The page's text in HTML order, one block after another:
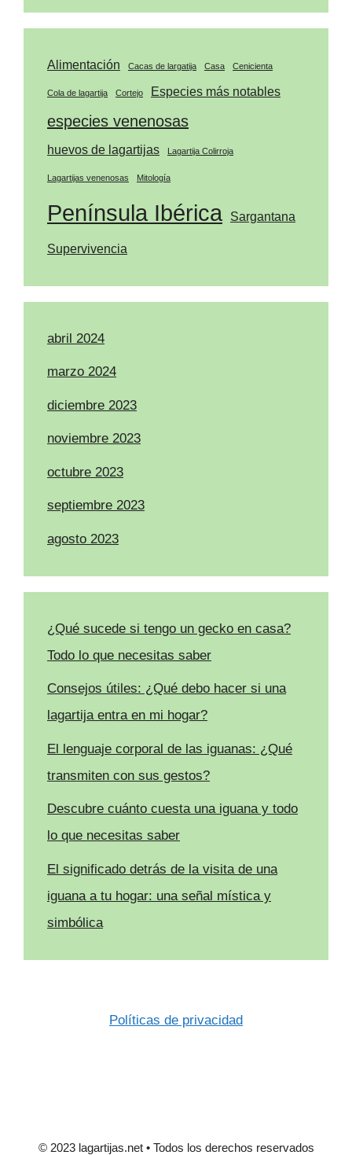
Alimentación Cacas de largatija Casa Cenicienta
Cola de lagartija Cortejo Especies más notables
especies venenosas
huevos de lagartijas Lagartija Colirroja
Lagartijas venenosas Mitología
Península Ibérica Sargantana
Supervivencia
abril 2024
marzo 2024
diciembre 2023
noviembre 2023
octubre 2023
septiembre 2023
agosto 2023
¿Qué sucede si tengo un gecko en casa?
Todo lo que necesitas saber
Consejos útiles: ¿Qué debo hacer si una
lagartija entra en mi hogar?
El lenguaje corporal de las iguanas: ¿Qué
transmiten con sus gestos?
Descubre cuánto cuesta una iguana y todo
lo que necesitas saber
El significado detrás de la visita de una
iguana a tu hogar: una señal mística y
simbólica
Políticas de privacidad
© 2023 lagartijas.net • Todos los derechos reservados